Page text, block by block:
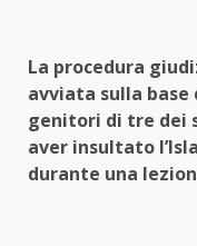
La procedura
avviata sulla
genitori di tre dei
aver insultato
durante una